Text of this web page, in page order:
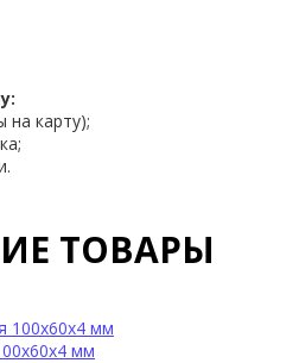
на карту);
ТОВАРЫ
мм